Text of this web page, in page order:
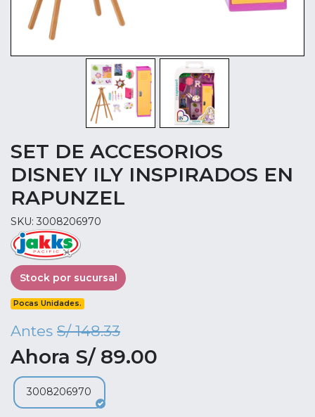
SET DE ACCESORIOS
DISNEY ILY INSPIRADOS EN
RAPUNZEL
SKU: 3008206970
Stock por sucursal
Pocas Unidades.
Antes S/ 148.33
Ahora S/ 89.00
3008206970